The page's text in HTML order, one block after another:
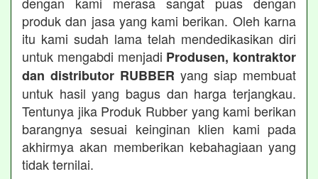
produk dan jasa yang kami berikan. Oleh karna
itu kami sudah lama telah mendedikasikan diri
untuk mengabdi menjadi Produsen, kontraktor
dan distributor RUBBER yang siap membuat
untuk hasil yang bagus dan harga terjangkau.
Tentunya jika Produk Rubber yang kami berikan
barangnya sesuai keinginan klien kami pada
akhirmya akan memberikan kebahagiaan yang
tidak ternilai.